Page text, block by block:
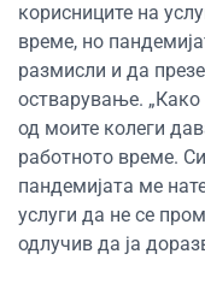
корисниците на
време, но
размисли и да
остварување.
од моите колеги
работното време.
пандемијата ме
услуги да не се
одлучив да ја